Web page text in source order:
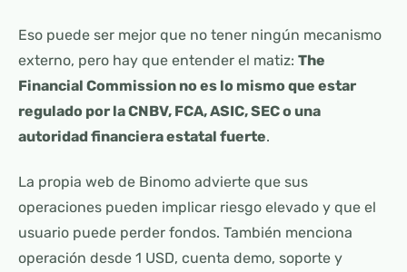
Eso puede ser mejor que no tener ningún mecanismo
externo, pero hay que entender el matiz: The
Financial Commission no es lo mismo que estar
regulado por la CNBV, FCA, ASIC, SEC o una
autoridad financiera estatal fuerte.
La propia web de Binomo advierte que sus
operaciones pueden implicar riesgo elevado y que el
usuario puede perder fondos. También menciona
operación desde 1 USD, cuenta demo, soporte y